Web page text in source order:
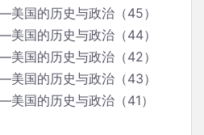
国的历史与政治（45）
国的历史与政治（44）
国的历史与政治（42）
国的历史与政治（43）
国的历史与政治（41）